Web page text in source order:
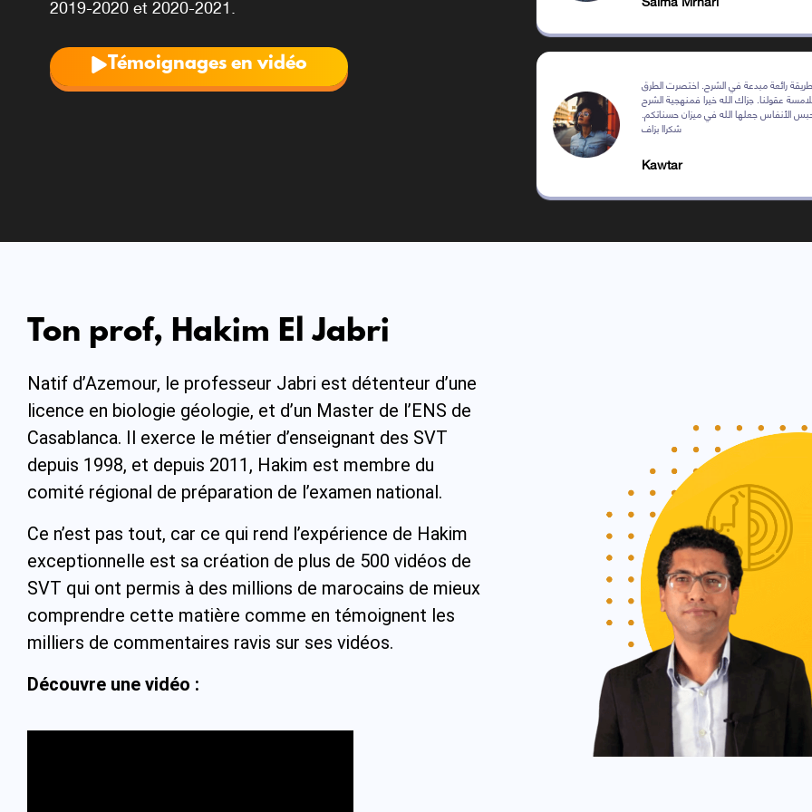
2019-2020 et 2020-2021.
Témoignages en vidéo
رائعة مبدعة في الشرح. اختصرت الطرق
عقولنا. جزاك الله خيرا فمنهجية الشرح
الأنفاس جعلها الله في ميزان حسناتكم.
شكراا بزاف
Kawtar
Ton prof, Hakim El Jabri
Natif d’Azemour, le professeur Jabri est détenteur d’une
licence en biologie géologie, et d’un Master de l’ENS de
Casablanca. Il exerce le métier d’enseignant des SVT
depuis 1998, et depuis 2011, Hakim est membre du
comité régional de préparation de l’examen national.
Ce n’est pas tout, car ce qui rend l’expérience de Hakim
exceptionnelle est sa création de plus de 500 vidéos de
SVT qui ont permis à des millions de marocains de mieux
comprendre cette matière comme en témoignent les
milliers de commentaires ravis sur ses vidéos.
Découvre une vidéo :